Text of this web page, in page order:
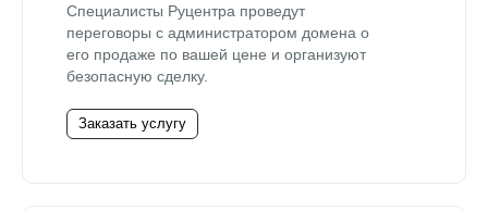
Специалисты Руцентра проведут
переговоры с администратором домена о
его продаже по вашей цене и организуют
безопасную сделку.
Заказать услугу